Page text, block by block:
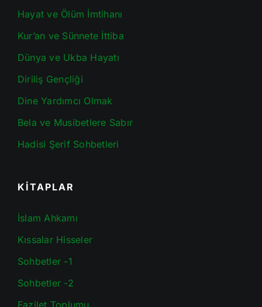
Hayat ve Ölüm İmtihanı
Kur’an ve Sünnete İttiba
Dünya ve Ukba Hayatı
Diriliş Gençliği
Dine Yardımcı Olmak
Bela ve Musibetlere Sabır
Hadisi Şerif Sohbetleri
KİTAPLAR
İslam Ahkamı
Kıssalar Hisseler
Sohbetler -1
Sohbetler -2